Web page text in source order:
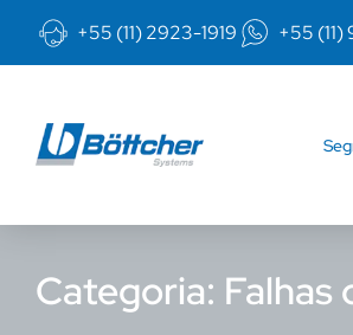
+55 (11) 2923-1919 +55
Categoria: Falhas